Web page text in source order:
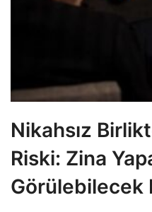
Nikahsız
Riski: Zina
Görülebilecek